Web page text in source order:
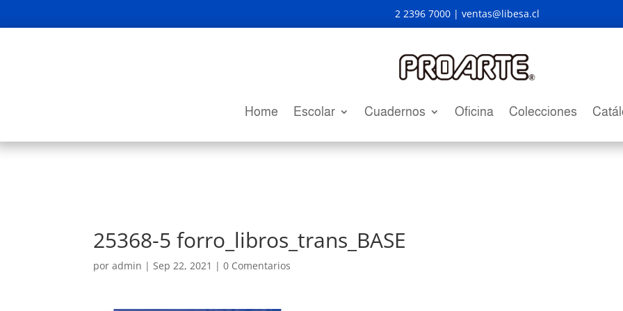
2 2396 7000 | ventas@libesa.cl
Home Escolar Cuadernos Oficina Colecciones
25368-5 forro_libros_trans_BASE
poradmin | Sep 22, 2021 |0 Comentarios